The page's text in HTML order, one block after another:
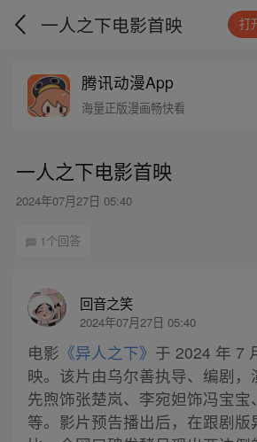
一人之下电影首映 打
腾讯动漫App
海量正版漫画畅快看
一人之下电影首映
2024年07月27日 05:40
1个回答
回音之笑
2024年07月27日 05:40
电影 《异人之下》 于 2024 年 7
映。该片由乌尔善执导、编剧，
先煦饰张楚岚、李宛妲饰冯宝宝
等。影片预告播出后，在跟剧版